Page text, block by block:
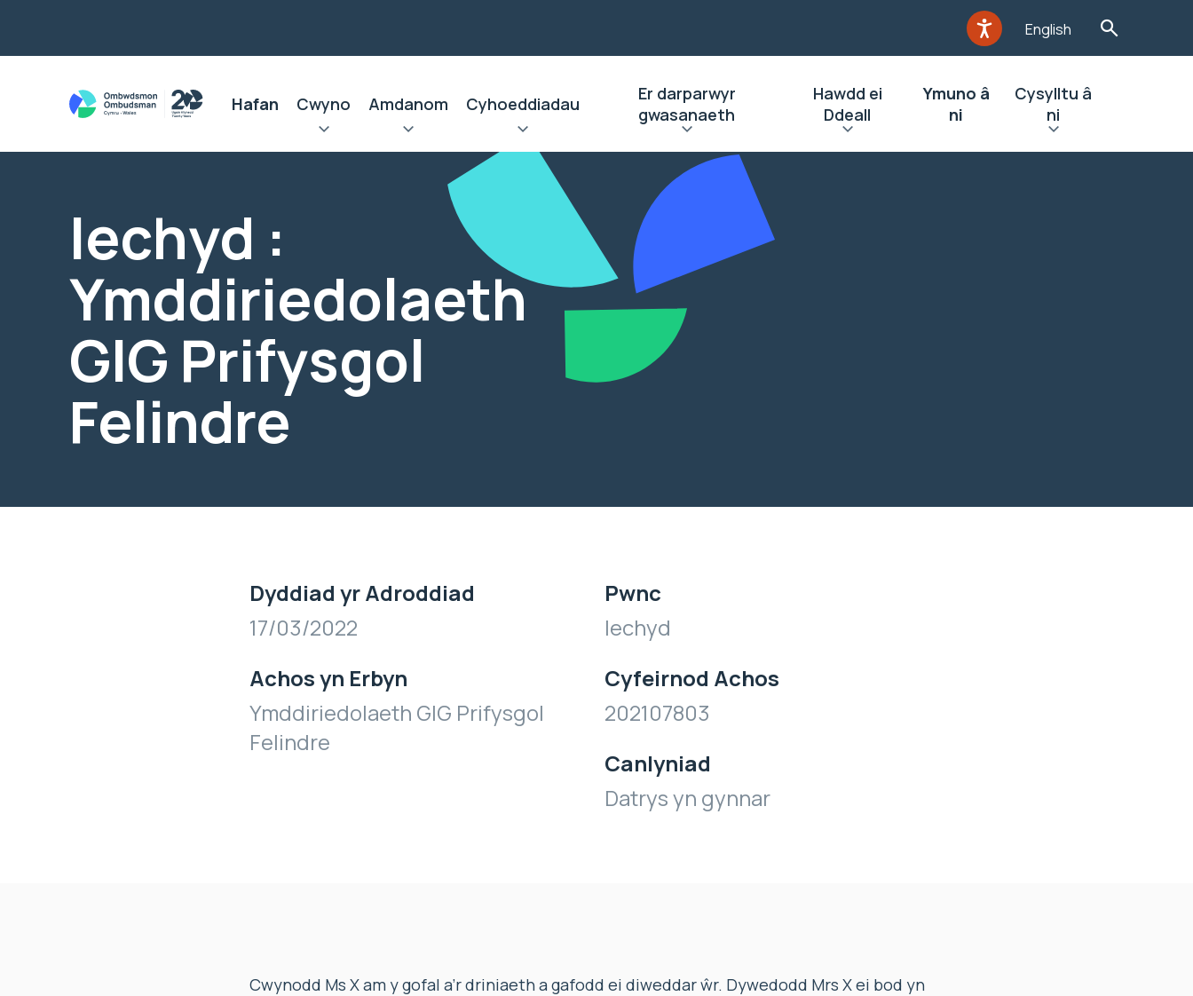
English
Hafan Cwyno Amdanom Cyhoeddiadau
Er darparwyr
gwasanaeth
Hawdd ei
Ddeall
Ymuno â
ni
Cysylltu â
ni
Iechyd :
Ymddiriedolaeth
GIG Prifysgol
Felindre
Dyddiad yr Adroddiad
17/03/2022
Achos yn Erbyn
Ymddiriedolaeth GIG Prifysgol
Felindre
Pwnc
Iechyd
Cyfeirnod Achos
202107803
Canlyniad
Datrys yn gynnar
Cwynodd Ms X am y gofal a’r driniaeth a gafodd ei diweddar ŵr. Dywedodd Mrs X ei bod yn